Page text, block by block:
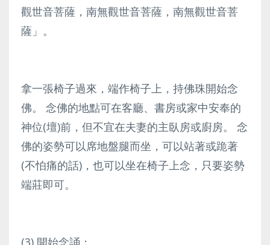
觀世音菩薩，南無觀世音菩薩，南無觀世音菩
薩」。
拿一張椅子過來，端作椅子上，持佛珠開始念
佛。 念佛的地點可在客廳、書房或家中安奉的
神位(壇)前，但不宜在夫妻的主臥房或廚房。 念
佛的姿勢可以席地盤腿而坐，可以站著或跪著
(不怕痛的話)，也可以坐在椅子上念，只要姿勢
端莊即可。
(3) 開始念誦 ：